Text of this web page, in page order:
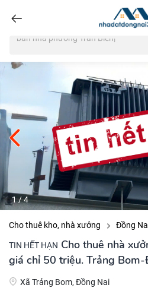
1/4
Cho thuê kho, nhà xưởng Đồng
TIN HẾT HẠN Cho thuê nhà
giá chỉ 50 triệu. Trảng
Xã Trảng Bom, Đồng Nai